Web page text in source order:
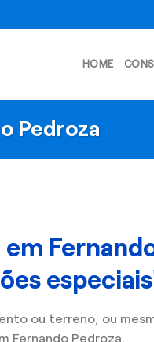
HOME
Pedroza
ou terreno; ou
Fernando Pedroza.